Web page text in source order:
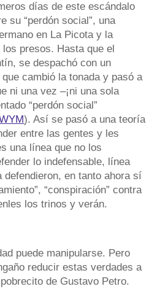
días de este escándalo
su “perdón social”, una
en La Picota y la
presos. Hasta que el
se despachó con un
cambió la tonada y pasó a
ni una vez –¡ni una sola
“perdón social”
). Así se pasó a una teoría
entre las gentes y les
una línea que no los
lo indefensable, línea
en tanto ahora sí
“conspiración” contra
los trinos y verán.
puede manipularse. Pero
reducir estas verdades a
de Gustavo Petro.